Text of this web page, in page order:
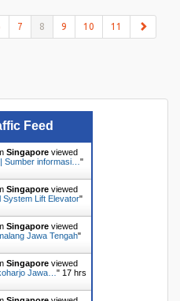
7 8 (current)
9 10 11
Feed
Singaporeviewed
Sumber informasi… "
Singaporeviewed
Lift Elevator"
Singaporeviewed
Jawa Tengah"
Singaporeviewed
Jawa… " 17 hrs